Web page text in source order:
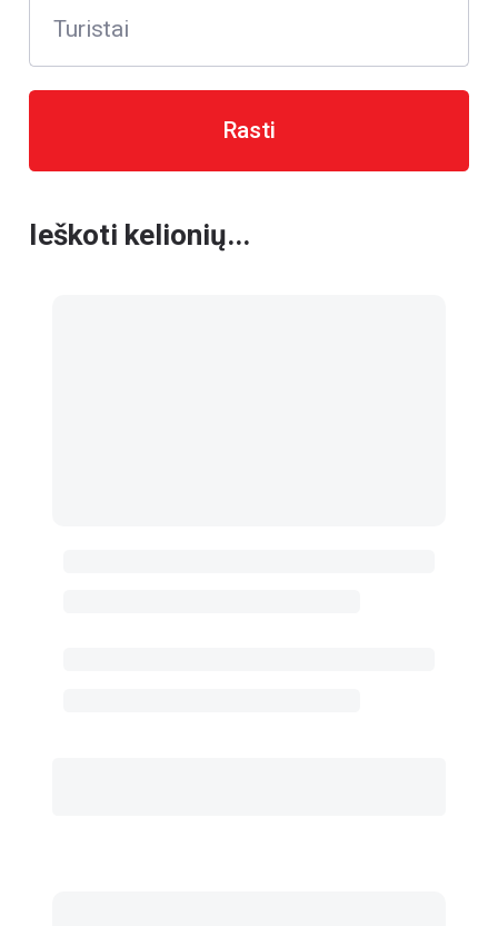
Turistai
Rasti
Ieškoti kelionių...